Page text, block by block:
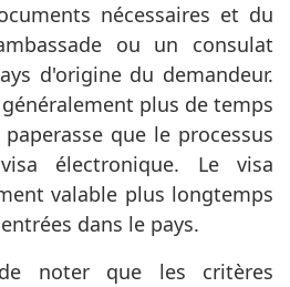
nécessaires et du
ou un consulat
d'origine du demandeur.
plus de temps
que le processus
électronique. Le visa
valable plus longtemps
dans le pays.
noter que les critères